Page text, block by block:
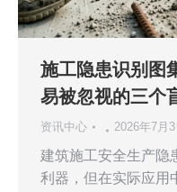
施工隐患识别图
易被忽视的三个
资讯中心 2026年7月3
建筑施工安全生产隐
利器，但在实际应用